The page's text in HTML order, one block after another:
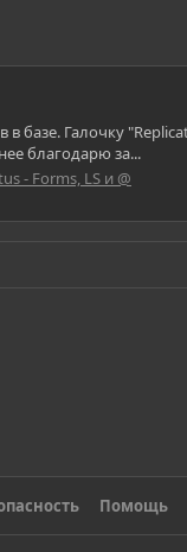
базе. Галочку
благодарю за...
- Forms, LS и @
Помощь